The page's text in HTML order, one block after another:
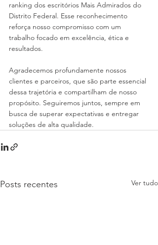
ranking dos escritórios Mais Admirados do
Distrito Federal. Esse reconhecimento
reforça nosso compromisso com um
trabalho focado em excelência, ética e
resultados.
Agradecemos profundamente nossos
clientes e parceiros, que são parte essencial
dessa trajetória e compartilham de nosso
propósito. Seguiremos juntos, sempre em
busca de superar expectativas e entregar
soluções de alta qualidade.
Posts recentes Ver tudo